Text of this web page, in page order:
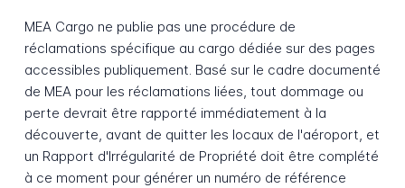
MEA Cargo ne publie pas une procédure de
réclamations spécifique au cargo dédiée sur des pages
accessibles publiquement. Basé sur le cadre documenté
de MEA pour les réclamations liées, tout dommage ou
perte devrait être rapporté immédiatement à la
découverte, avant de quitter les locaux de l'aéroport, et
un Rapport d'Irrégularité de Propriété doit être complété
à ce moment pour générer un numéro de référence